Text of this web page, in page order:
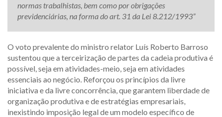
normas trabalhistas, bem como por obrigações
previdenciárias, na forma do art. 31 da Lei 8.212/1993”
O voto prevalente do ministro relator Luís Roberto Barroso
sustentou que a terceirização de partes da cadeia produtiva é
possível, seja em atividades-meio, seja em atividades
essenciais ao negócio. Reforçou os princípios da livre
iniciativa e da livre concorrência, que garantem liberdade de
organização produtiva e de estratégias empresariais,
inexistindo imposição legal de um modelo específico de